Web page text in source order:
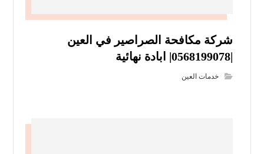
شركة مكافحة الصراصير في العين
|0568199078| ابادة نهائية
خدمات العين